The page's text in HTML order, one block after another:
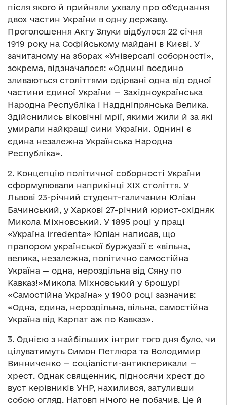
після якого й прийняли ухвалу про об’єднання
двох частин України в одну державу.
Проголошення Акту Злуки відбулося 22 січня
1919 року на Софійському майдані в Києві. У
зачитаному на зборах «Універсалі соборності»,
зокрема, відзначалося: «Однині воєдино
зливаються століттями одірвані одна від одної
частини єдиної України — Західноукраїнська
Народна Республіка і Наддніпрянська Велика.
Здійснились віковічні мрії, якими жили й за які
умирали найкращі сини України. Однині є
єдина незалежна Українська Народна
Республіка».
2. Концепцію політичної соборності України
сформулювали наприкінці XIX століття. У
Львові 23-річний студент-галичанин Юліан
Бачинський, у Харкові 27-річний юрист-східняк
Микола Міхновський. У 1895 році у праці
«Україна irredenta» Юліан написав, що
прапором української буржуазії є «вільна,
велика, незалежна, політично самостійна
Україна — одна, нероздільна від Сяну по
Кавказ!»Микола Міхновський у брошурі
«Самостійна Україна» у 1900 році зазначив:
«Одна, єдина, нероздільна, вільна, самостійна
Україна від Карпат аж по Кавказ».
3. Однією з найбільших інтриг того дня було, чи
цілуватимуть Симон Петлюра та Володимир
Винниченко — соціалісти-антиклерикали —
хрест. Однак священник, підносячи хрест до
вуст керівників УНР, нахилився, затуливши
собою огляд. Натовп нічого не побачив. Це й